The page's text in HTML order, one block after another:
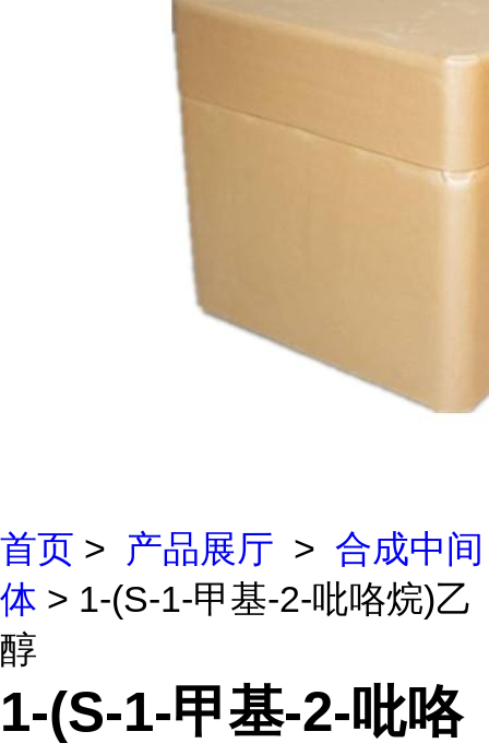
首页 > 产品展厅 > 合成中间
体 > 1-(S-1-甲基-2-吡咯烷)乙
醇
1-(S-1-甲基-2-吡咯